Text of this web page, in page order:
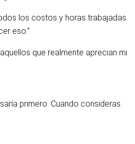
los costos y horas trabajadas
eso.”
que realmente aprecian mi
primero. Cuando consideras